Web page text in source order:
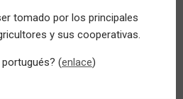
tomado por los principales
y sus cooperativas.
portugués? (enlace)